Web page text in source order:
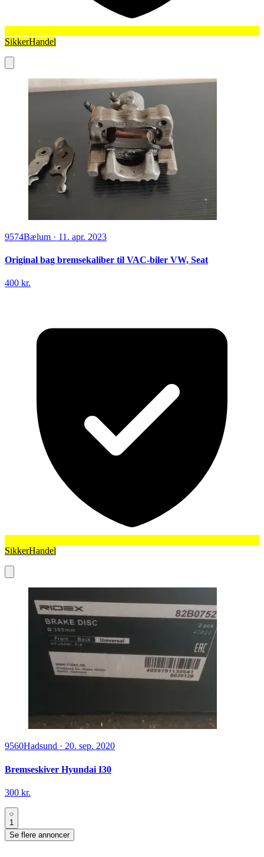
SikkerHandel
9574Bælum · 11. apr. 2023
Original bag bremsekaliber til VAC-biler VW, Seat
400 kr.
SikkerHandel
9560Hadsund · 20. sep. 2020
Bremseskiver Hyundai I30
300 kr.
1
Se flere annoncer